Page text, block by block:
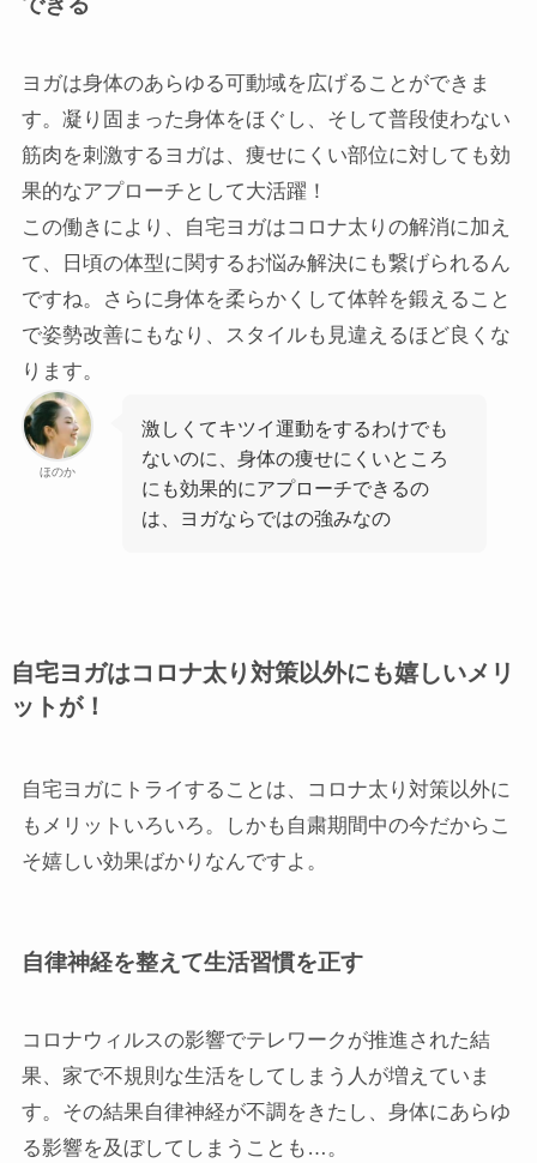
ヨガは身体のあらゆる可動域を広げることができま
す。凝り固まった身体をほぐし、そして普段使わない
筋肉を刺激するヨガは、痩せにくい部位に対しても効
果的なアプローチとして大活躍！
この働きにより、自宅ヨガはコロナ太りの解消に加え
て、日頃の体型に関するお悩み解決にも繋げられるん
ですね。さらに身体を柔らかくして体幹を鍛えること
で姿勢改善にもなり、スタイルも見違えるほど良くな
ります。
ほのか
激しくてキツイ運動をするわけでも
ないのに、身体の痩せにくいところ
にも効果的にアプローチできるの
は、ヨガならではの強みなの
自宅ヨガはコロナ太り対策以外にも嬉しいメリ
ットが！
自宅ヨガにトライすることは、コロナ太り対策以外に
もメリットいろいろ。しかも自粛期間中の今だからこ
そ嬉しい効果ばかりなんですよ。
自律神経を整えて生活習慣を正す
コロナウィルスの影響でテレワークが推進された結
果、家で不規則な生活をしてしまう人が増えていま
す。その結果自律神経が不調をきたし、身体にあらゆ
る影響を及ぼしてしまうことも…。